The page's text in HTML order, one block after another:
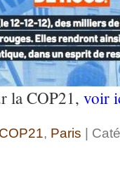
la COP21, voir
COP21, Paris |